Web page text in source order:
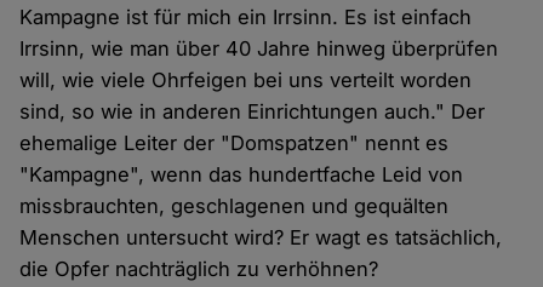
Kampagne ist für mich ein Irrsinn. Es ist einfach
Irrsinn, wie man über 40 Jahre hinweg überprüfen
will, wie viele Ohrfeigen bei uns verteilt worden
sind, so wie in anderen Einrichtungen auch." Der
ehemalige Leiter der "Domspatzen" nennt es
"Kampagne", wenn das hundertfache Leid von
missbrauchten, geschlagenen und gequälten
Menschen untersucht wird? Er wagt es tatsächlich,
die Opfer nachträglich zu verhöhnen?